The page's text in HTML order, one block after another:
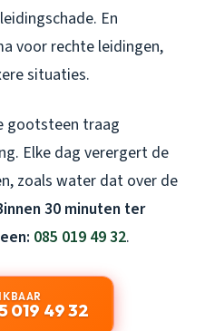
En
voor rechte leidingen,
situaties.
gootsteen traag
Elke dag verergert de
zoals water dat over de
30 minuten ter
085 019 49 32.
019 49 32